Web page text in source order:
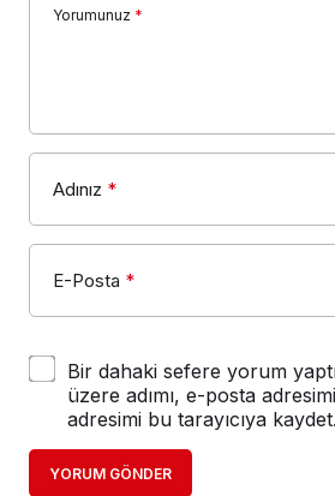
Yorumunuz *
Adınız *
E-Posta *
Bir dahaki sefere yorum
üzere adımı, e-posta
adresimi bu tarayıcıya kaydet.
YORUM GÖNDER